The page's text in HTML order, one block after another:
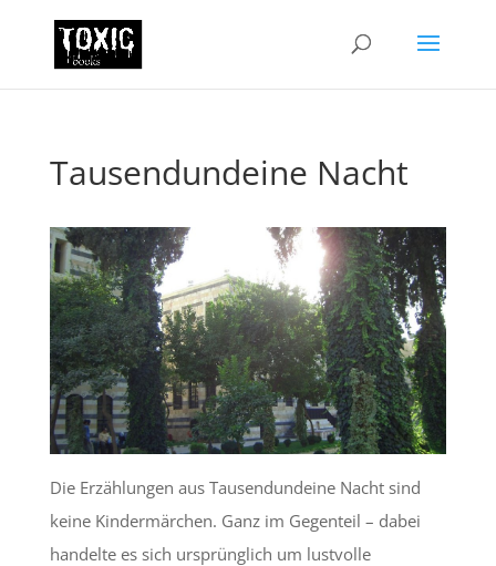
Tausendundeine Nacht
Die Erzählungen aus Tausendundeine Nacht sind
keine Kindermärchen. Ganz im Gegenteil – dabei
handelte es sich ursprünglich um lustvolle